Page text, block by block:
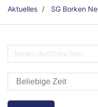
Aktuelles SG Borken